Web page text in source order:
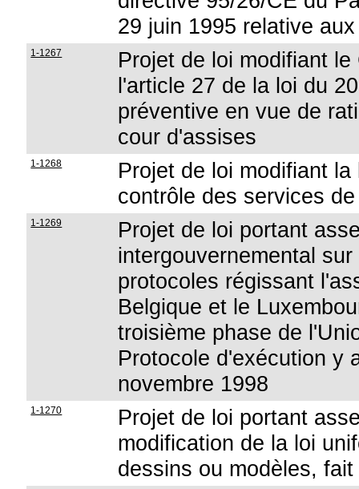
29 juin 1995 relative
1-1267
Projet de loi modifiant
l'article 27 de la loi du
préventive en vue de
cour d'assises
1-1268
Projet de loi modifiant
contrôle des services
1-1269
Projet de loi portant
intergouvernemental
protocoles régissant
Belgique et le
troisième phase de
Protocole d'exécution y
novembre 1998
1-1270
Projet de loi portant
modification de la loi
dessins ou modèles,